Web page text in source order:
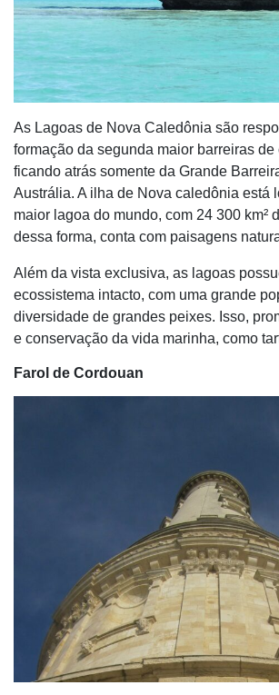
As Lagoas de Nova Caledônia são
formação da segunda maior barreiras de
ficando atrás somente da Grande
Austrália. A ilha de Nova caledônia está
maior lagoa do mundo, com 24 300 km²
dessa forma, conta com paisagens
Além da vista exclusiva, as lagoas
ecossistema intacto, com uma grande
diversidade de grandes peixes. Isso,
e conservação da vida marinha, como
Farol de Cordouan